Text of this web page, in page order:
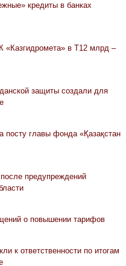
кредиты в банках
в Т12 млрд –
защиты создали для
главы фонда «Қазақстан
предупреждений
о повышении тарифов
к ответственности по итогам